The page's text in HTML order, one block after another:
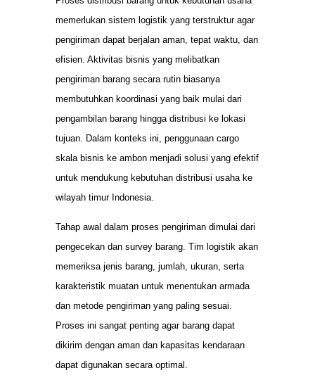
memerlukan sistem logistik yang terstruktur agar
pengiriman dapat berjalan aman, tepat waktu, dan
efisien. Aktivitas bisnis yang melibatkan
pengiriman barang secara rutin biasanya
membutuhkan koordinasi yang baik mulai dari
pengambilan barang hingga distribusi ke lokasi
tujuan. Dalam konteks ini, penggunaan cargo
skala bisnis ke ambon menjadi solusi yang efektif
untuk mendukung kebutuhan distribusi usaha ke
wilayah timur Indonesia.
Tahap awal dalam proses pengiriman dimulai dari
pengecekan dan survey barang. Tim logistik akan
memeriksa jenis barang, jumlah, ukuran, serta
karakteristik muatan untuk menentukan armada
dan metode pengiriman yang paling sesuai.
Proses ini sangat penting agar barang dapat
dikirim dengan aman dan kapasitas kendaraan
dapat digunakan secara optimal.